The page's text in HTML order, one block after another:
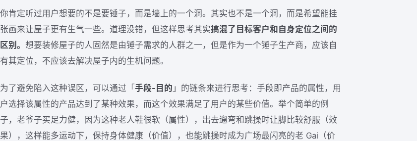
你肯定听过用户想要的不是要锤子，而是墙上的一个洞。其实也不是一个洞，而是希望能挂
张画来让屋子更有生气一些。道理没错，但这样思考其实搞混了目标客户和自身定位之间的
区别。 想要装修屋子的人固然是由锤子需求的人群之一，但是作为一个锤子生产商，应该自
有其定位，不应该去解决屋子内的生机问题。
为了避免陷入这种误区，可以通过「手段-目的 」的链条来进行思考：手段即产品的属性，用
户选择该属性的产品达到了某种效果，而这个效果满足了用户的某些价值。举个简单的例
子，老爷子买足力健，因为这种老人鞋很软（属性），出去遛弯和跳操时让脚比较舒服（效
果），这样能多运动下，保持身体健康（价值），也能跳操时成为广场最闪亮的老 Gai（价